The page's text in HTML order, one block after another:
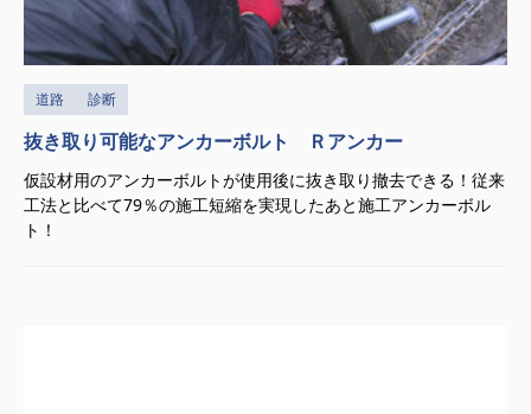
道路 診断
抜き取り可能なアンカーボルト Ｒアンカー
仮設材用のアンカーボルトが使用後に抜き取り撤去できる！従来
工法と比べて79％の施工短縮を実現したあと施工アンカーボル
ト！